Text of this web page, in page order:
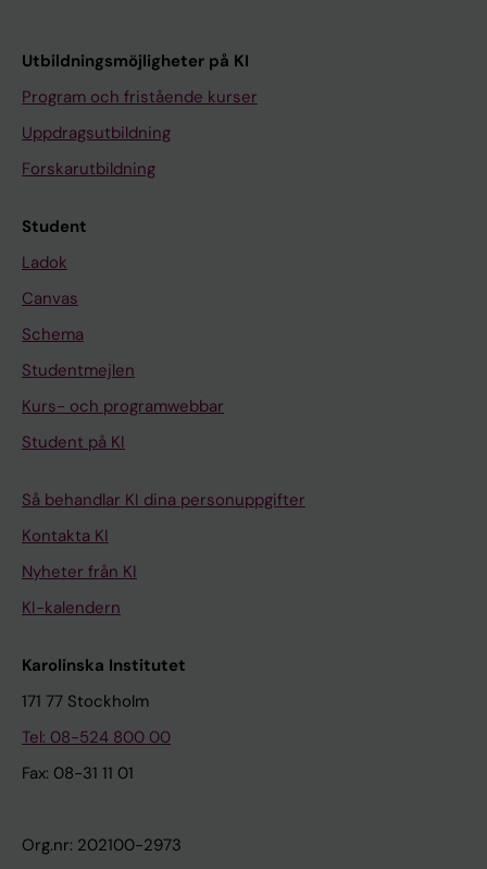
Utbildningsmöjligheter på KI
Program och fristående kurser
Uppdragsutbildning
Forskarutbildning
Student
Ladok
Canvas
Schema
Studentmejlen
Kurs- och programwebbar
Student på KI
Så behandlar KI dina personuppgifter
Kontakta KI
Nyheter från KI
KI-kalendern
Karolinska Institutet
171 77 Stockholm
Tel: 08-524 800 00
Fax: 08-31 11 01
Org.nr: 202100-2973